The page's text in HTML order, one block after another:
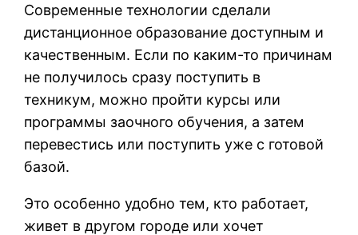
Современные технологии сделали
дистанционное образование доступным и
качественным. Если по каким-то причинам
не получилось сразу поступить в
техникум, можно пройти курсы или
программы заочного обучения, а затем
перевестись или поступить уже с готовой
базой.
Это особенно удобно тем, кто работает,
живет в другом городе или хочет